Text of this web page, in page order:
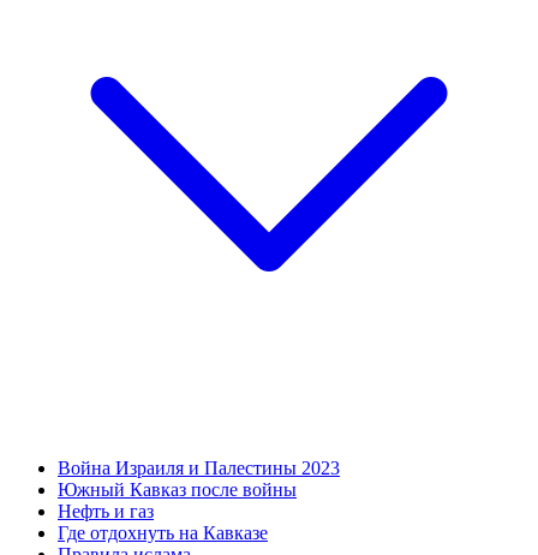
Война Израиля и Палестины 2023
Южный Кавказ после войны
Нефть и газ
Где отдохнуть на Кавказе